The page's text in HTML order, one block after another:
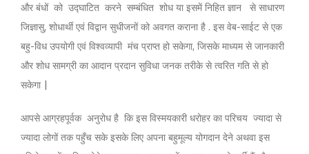
और बंधों को उद्घाटित करने सम्बंधित शोध या इसमें निहित ज्ञान से साधारण
जिज्ञासु, शोधार्थी एवं विद्वान सुधीजनों को अवगत कराना है . इस वेब-साईट से एक
बहु-विध उपयोगी एवं विश्वव्यापी मंच प्राप्त हो सकेगा, जिसके माध्यम से जानकारी
और शोध सामग्री का आदान प्रदान सुविधा जनक तरीके से त्वरित गति से हो
सकेगा |
आपसे आग्रहपूर्वक अनुरोध है कि इस विस्मयकारी धरोहर का परिचय ज्यादा से
ज्यादा लोगों तक पहुँच सके इसके लिए अपना बहुमूल्य योगदान देने अथवा इस